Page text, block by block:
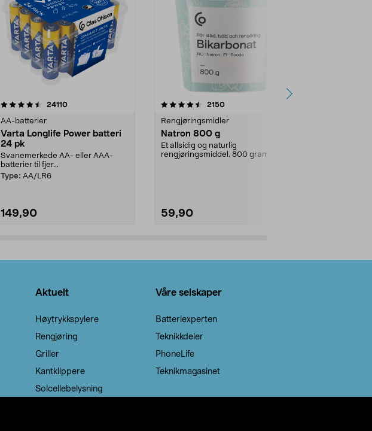
24110anmeldelser
AA-batterier
Varta Longlife Power batteri
24 pk
Svanemerkede AA- eller AAA-
batterier til fjer...
Type: AA/LR6
149,90
4.5av 5 stjerner 2150anmeldelser
Rengjøringsmidler
Natron 800 g
Et allsidig og naturlig
rengjøringsmiddel. 800 gram
59,90
4.0av 5 stjerner
Aktuelt
Høytrykkspylere
Rengjøring
Griller
Kantklippere
Solcellebelysning
Våre selskaper
Batteriexperten
Teknikkdeler
PhoneLife
Teknikmagasinet